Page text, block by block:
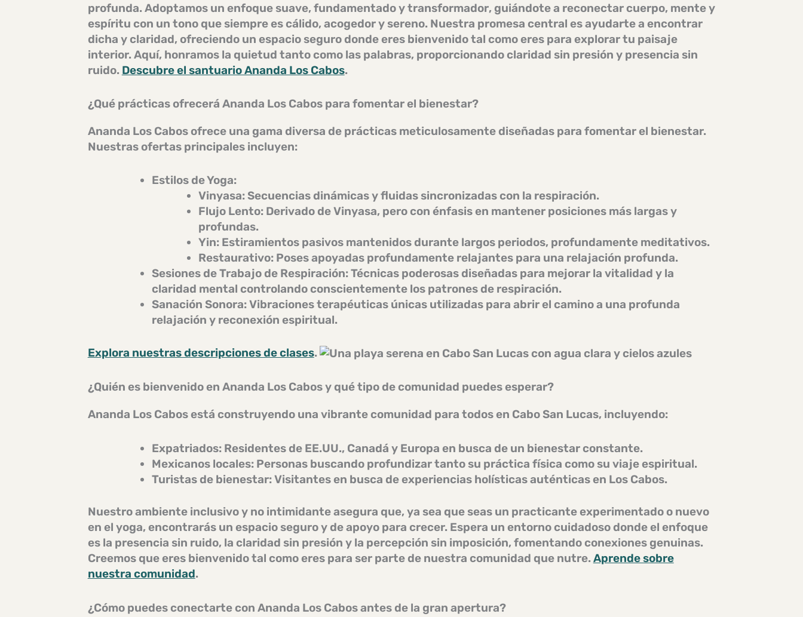
profunda. Adoptamos un enfoque suave, fundamentado y transformador, guiándote a reconectar cuerpo, mente y
espíritu con un tono que siempre es cálido, acogedor y sereno. Nuestra promesa central es ayudarte a encontrar
dicha y claridad, ofreciendo un espacio segurodonde eres bienvenido tal como eres para explorar tu paisaje
interior. Aquí, honramos la quietud tanto como las palabras, proporcionando claridad sin presión y presencia sin
ruido. Descubre el santuario Ananda Los Cabos.
¿Qué prácticas ofrecerá Ananda Los Cabos para fomentar el bienestar?
Ananda Los Cabos ofrece una gama diversa de prácticas meticulosamente diseñadas para fomentar el bienestar.
Nuestras ofertas principales incluyen:
Estilos de Yoga:
Vinyasa:Secuencias dinámicas y fluidas sincronizadas con la respiración.
Flujo Lento: Derivado de Vinyasa, pero con énfasis en mantener posiciones más largas y
profundas.
Yin: Estiramientos pasivos mantenidos durante largos periodos, profundamente meditativos.
Restaurativo: Poses apoyadas profundamente relajantes para una relajación profunda.
Sesiones de Trabajo de Respiración:Técnicas poderosas diseñadas para mejorar la vitalidad y la
claridad mental controlando conscientemente los patrones de respiración.
Sanación Sonora:Vibraciones terapéuticas únicas utilizadas para abrir el camino a una profunda
relajación y reconexión espiritual.
Explora nuestras descripciones de clases.
¿Quién es bienvenido en Ananda Los Cabos y qué tipo de comunidad puedes esperar?
Ananda Los Cabos está construyendo una vibrante comunidad para todos en Cabo San Lucas, incluyendo:
Expatriados:Residentes de EE.UU., Canadá y Europa en busca de un bienestar constante.
Mexicanos locales:Personas buscando profundizar tanto su práctica física como su viaje espiritual.
Turistas de bienestar:Visitantes en busca de experiencias holísticas auténticas en Los Cabos.
Nuestroambiente inclusivo y no intimidanteasegura que, ya sea que seas un practicante experimentado o nuevo
en el yoga, encontrarás un espacio seguroy de apoyo para crecer. Espera un entorno cuidadosodonde el enfoque
es la presencia sin ruido, la claridad sin presión y la percepción sin imposición, fomentando conexiones genuinas.
Creemos que eres bienvenido tal como eres para ser parte de nuestra comunidad que nutre. Aprende sobre
nuestra comunidad.
¿Cómo puedes conectarte con Ananda Los Cabos antes de la gran apertura?